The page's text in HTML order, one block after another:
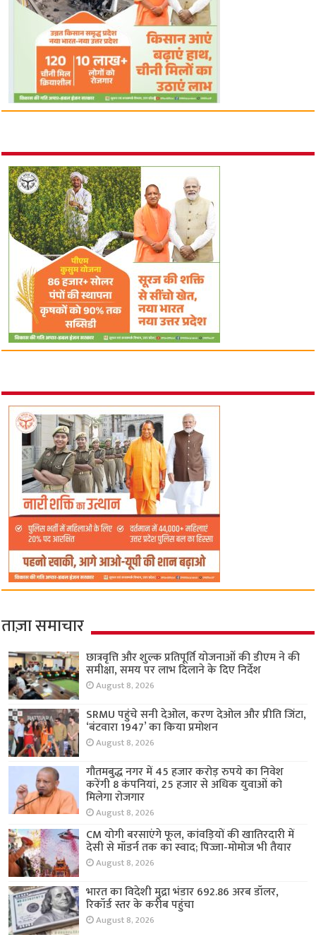
ताज़ा समाचार
छात्रवृत्ति और शुल्क प्रतिपूर्ति योजनाओं की डीएम ने की
समीक्षा, समय पर लाभ दिलाने के दिए निर्देश
August 8, 2026
SRMU पहुंचे सनी देओल, करण देओल और प्रीति जिंटा,
‘बंटवारा 1947’ का किया प्रमोशन
August 8, 2026
गौतमबुद्ध नगर में 45 हजार करोड़ रुपये का निवेश
करेंगी 8 कंपनियां, 25 हजार से अधिक युवाओं को
मिलेगा रोजगार
August 8, 2026
CM योगी बरसाएंगे फूल, कांवड़ियों की खातिरदारी में
देसी से मॉडर्न तक का स्वाद; पिज्जा-मोमोज भी तैयार
August 8, 2026
भारत का विदेशी मुद्रा भंडार 692.86 अरब डॉलर,
रिकॉर्ड स्तर के करीब पहुंचा
August 8, 2026